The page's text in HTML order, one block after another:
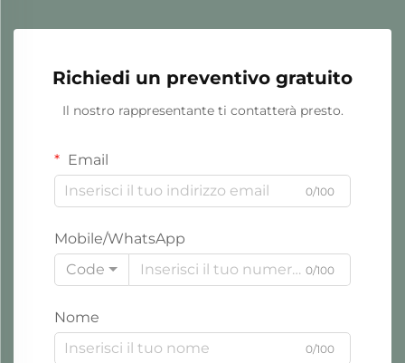
Richiedi un preventivo gratuito
Il nostro rappresentante ti contatterà presto.
Email
0/100
Mobile/WhatsApp
Code
0/100
Nome
0/100